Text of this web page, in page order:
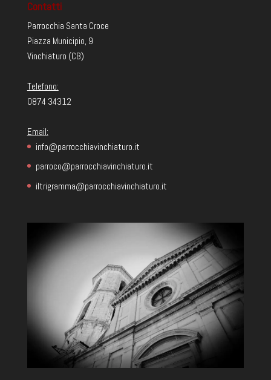
Contatti
Parrocchia Santa Croce
Piazza Municipio, 9
Vinchiaturo (CB)
Telefono:
0874 34312
Email:
info@parrocchiavinchiaturo.it
parroco@parrocchiavinchiaturo.it
iltrigramma@parrocchiavinchiaturo.it